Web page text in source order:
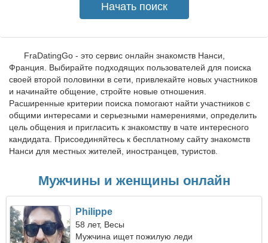
FraDatingGo - это сервис онлайн знакомств Нанси,
Франция. Выбирайте подходящих пользователей для поиска
своей второй половинки в сети, привлекайте новых участников
и начинайте общение, стройте новые отношения.
Расширенные критерии поиска помогают найти участников с
общими интересами и серьезными намерениями, определить
цель общения и пригласить к знакомству в чате интересного
кандидата. Присоединяйтесь к бесплатному сайту знакомств
Нанси для местных жителей, иностранцев, туристов.
Мужчины и женщины онлайн
Philippe
58 лет, Весы
Мужчина ищет пожилую леди